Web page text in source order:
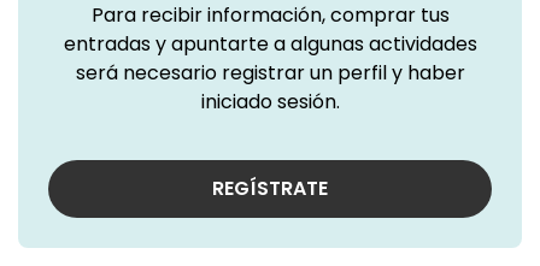
Para recibir información, comprar tus
entradas y apuntarte a algunas actividades
será necesario registrar un perfil y haber
iniciado sesión.
REGÍSTRATE